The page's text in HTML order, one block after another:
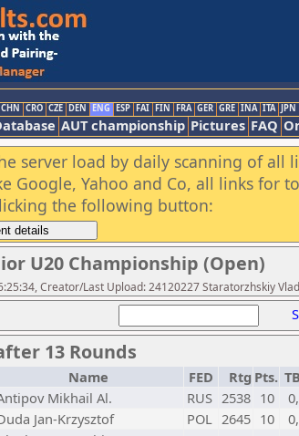
CHN CRO CZE DEN ENG ESP FAI FIN FRA GER GRE INA ITA JPN
AUT championship Pictures FAQ
server load by daily scanning of all
Google, Yahoo and Co, all links for
the following button:
U20 Championship (Open)
Creator/Last Upload: 24120227 Staratorzhskiy
13 Rounds
Name FED Rtg Pts.
Mikhail Al. RUS 2538 10
Jan-Krzysztof POL 2645 10